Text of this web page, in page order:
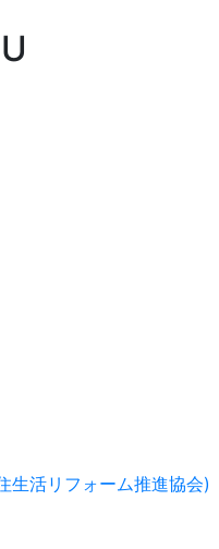
生活リフォーム推進協会)